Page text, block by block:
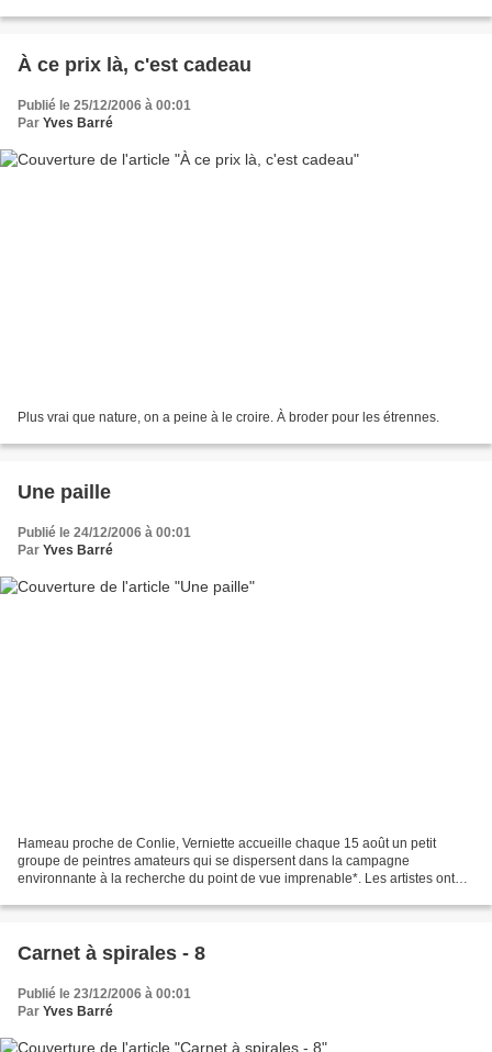
À ce prix là, c'est cadeau
Publié le 25/12/2006 à 00:01
Par Yves Barré
Plus vrai que nature, on a peine à le croire. À broder pour les étrennes.
Une paille
Publié le 24/12/2006 à 00:01
Par Yves Barré
Hameau proche de Conlie, Verniette accueille chaque 15 août un petit
groupe de peintres amateurs qui se dispersent dans la campagne
environnante à la recherche du point de vue imprenable*. Les artistes ont
Carnet à spirales - 8
Publié le 23/12/2006 à 00:01
Par Yves Barré